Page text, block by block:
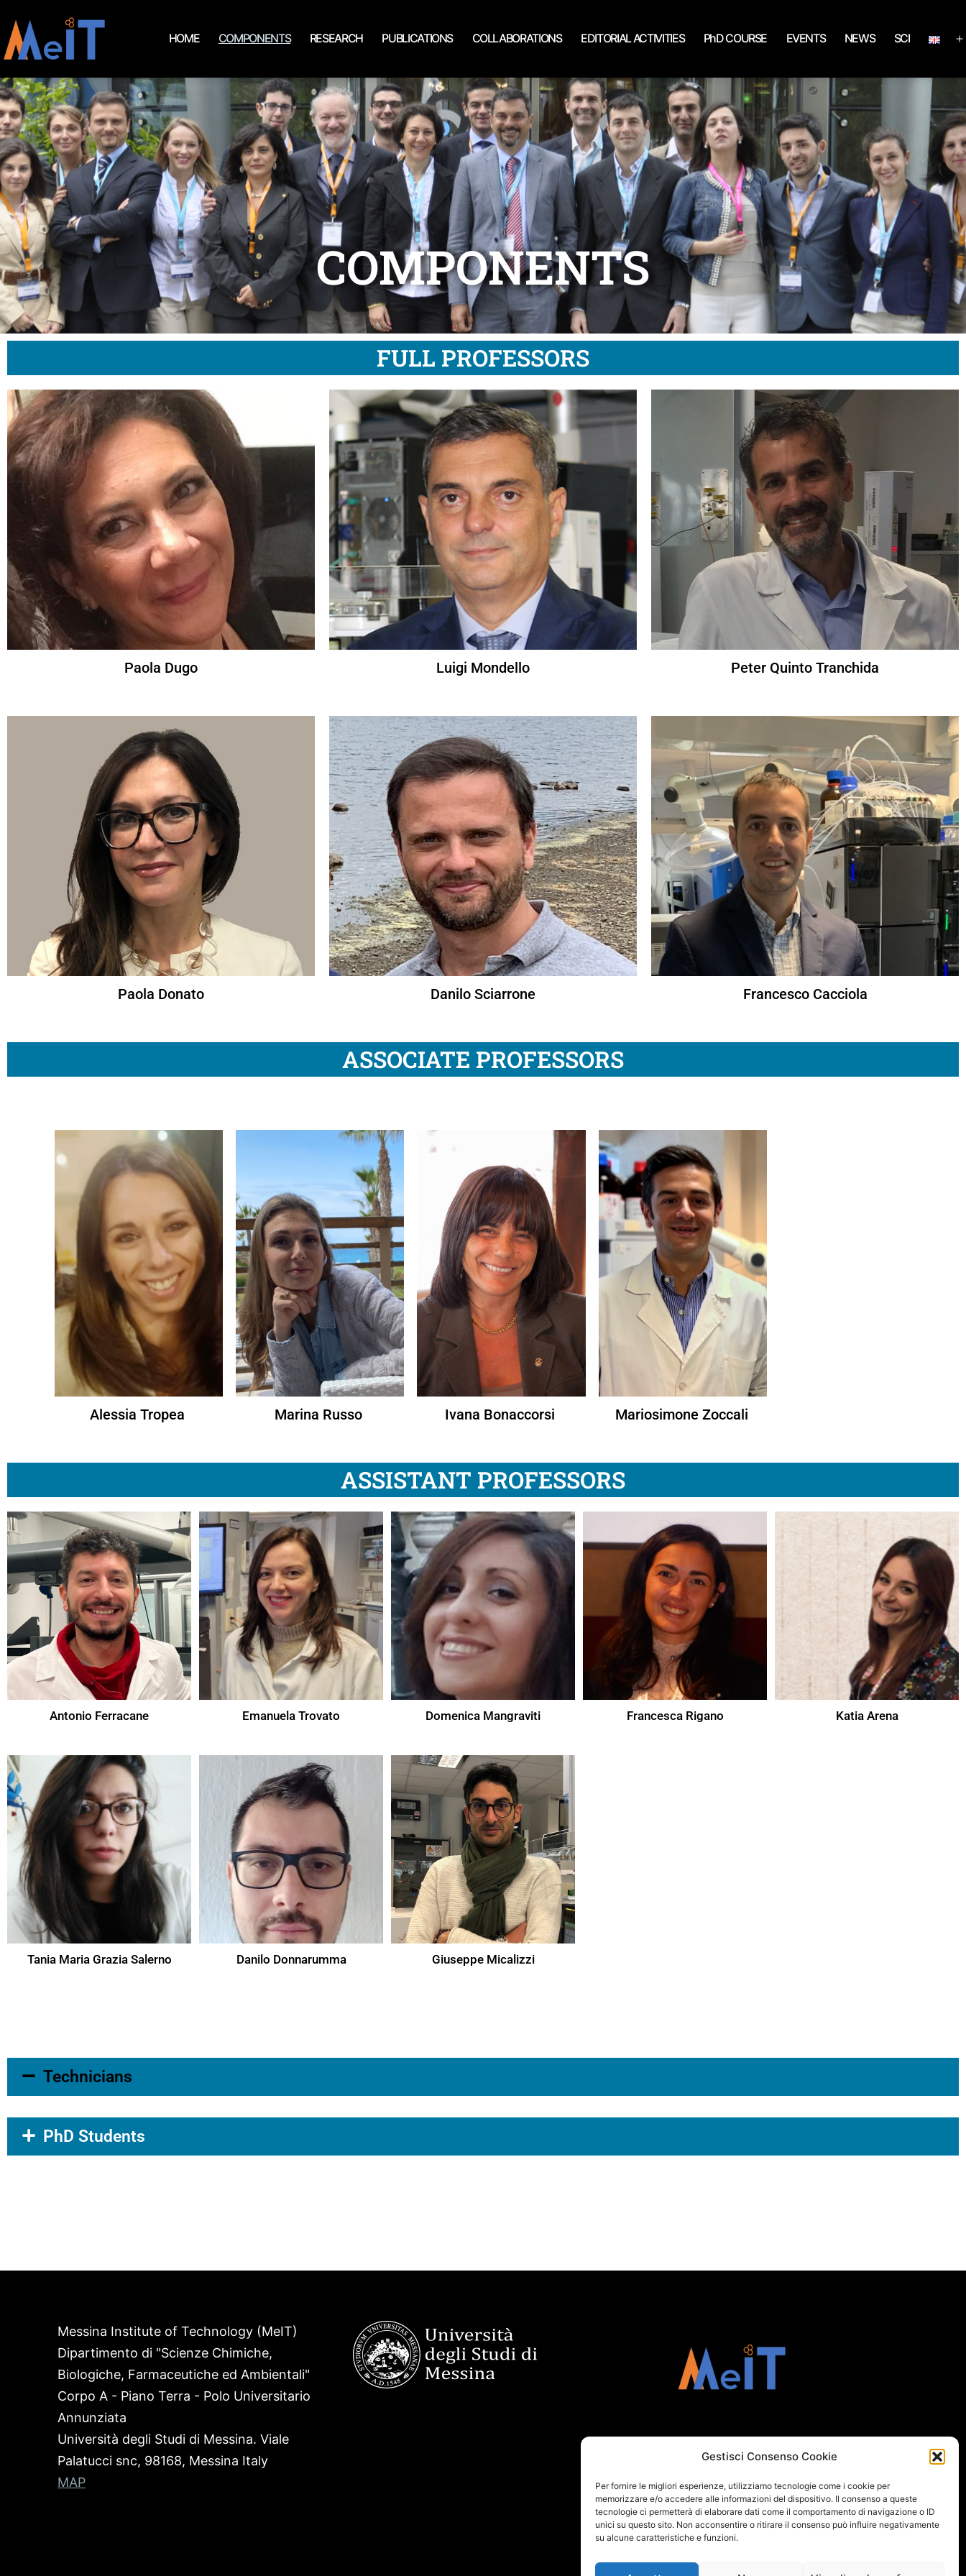
Gestisci Consenso Cookie
Per fornire le migliori esperienze, utilizziamo tecnologie come i cookie per
memorizzare e/o accedere alle informazioni del dispositivo. Il consenso a queste
tecnologie ci permetterà di elaborare dati come il comportamento di navigazione o ID
unici su questo sito. Non acconsentire o ritirare il consenso può influire negativamente
su alcune caratteristiche e funzioni.
HOME COMPONENTS RESEARCH PUBLICATIONS COLLABORATIONS EDITORIAL ACTIVITIES PhD COURSE EVENTS NEWS SCI
COMPONENTS
FULL PROFESSORS
Paola Dugo Luigi Mondello Peter Quinto Tranchida
Paola Donato Danilo Sciarrone Francesco Cacciola
ASSOCIATE PROFESSORS
Alessia Tropea Marina Russo Ivana Bonaccorsi Mariosimone Zoccali
ASSISTANT PROFESSORS
Antonio Ferracane Emanuela Trovato Domenica Mangraviti Francesca Rigano Katia Arena
Tania Maria Grazia Salerno Danilo Donnarumma Giuseppe Micalizzi
Technicians
PhD Students
Messina Institute of Technology (MeIT)
Dipartimento di "Scienze Chimiche,
Biologiche, Farmaceutiche ed Ambientali"
Corpo A - Piano Terra - Polo Universitario
Annunziata
Università degli Studi di Messina. Viale
Palatucci snc, 98168, Messina Italy
MAP